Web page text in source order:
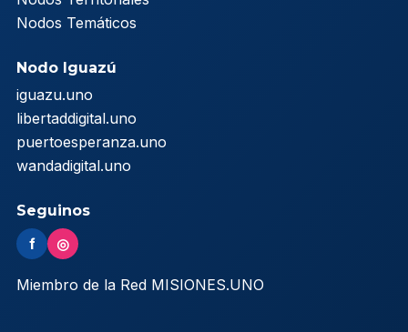
Nodos Temáticos
Nodo Iguazú
iguazu.uno
libertaddigital.uno
puertoesperanza.uno
wandadigital.uno
Seguinos
f ◎
Miembro de la Red MISIONES.UNO